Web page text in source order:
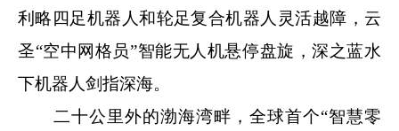
利略四足机器人和轮足复合机器人灵活越障，云
圣“空中网格员”智能无人机悬停盘旋，深之蓝水
下机器人剑指深海。
二十公里外的渤海湾畔，全球首个“智慧零